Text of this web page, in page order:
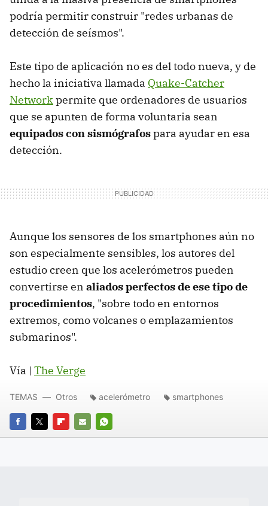
podría permitir construir "redes urbanas de
detección de seísmos".
Este tipo de aplicación no es del todo nueva, y de
hecho la iniciativa llamada Quake-Catcher
Networkpermite que ordenadores de usuarios
que se apunten de forma voluntaria sean
equipados con sismógrafospara ayudar en esa
detección.
Aunque los sensores de los smartphones aún no
son especialmente sensibles, los autores del
estudio creen que los acelerómetros pueden
convertirse en aliados perfectos de ese tipo de
procedimientos, "sobre todo en entornos
extremos, como volcanes o emplazamientos
submarinos".
Vía | The Verge
FACEBOOK
TWITTERFLIPBOARD
E-
WHATSAPP
TEMAS Otros acelerómetro smartphones